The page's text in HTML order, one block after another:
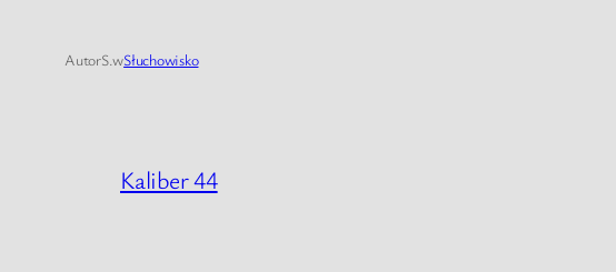
AutorS.wSłuchowisko
Kaliber 44